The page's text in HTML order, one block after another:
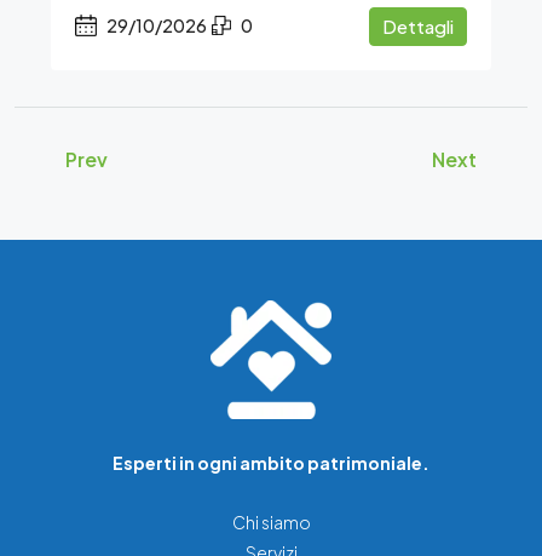
29/10/2026 0 Dettagli
Prev Next
Esperti in ogni ambito patrimoniale.
Chi siamo